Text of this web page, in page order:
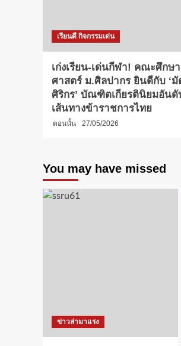
เรียนดี กิจกรรมเด่น
เก่งเรียน-เด่นกีฬา! คณะศึกษา
ศาสตร์ ม.ศิลปากร ยินดีกับ ‘มั
ศิริกร’ บัณฑิตเกียรตินิยมอันดั
เส้นทางข้าราชการไทย
ตอนนั้น 27/05/2026
You may have missed
ข่าวล่ามาแรง